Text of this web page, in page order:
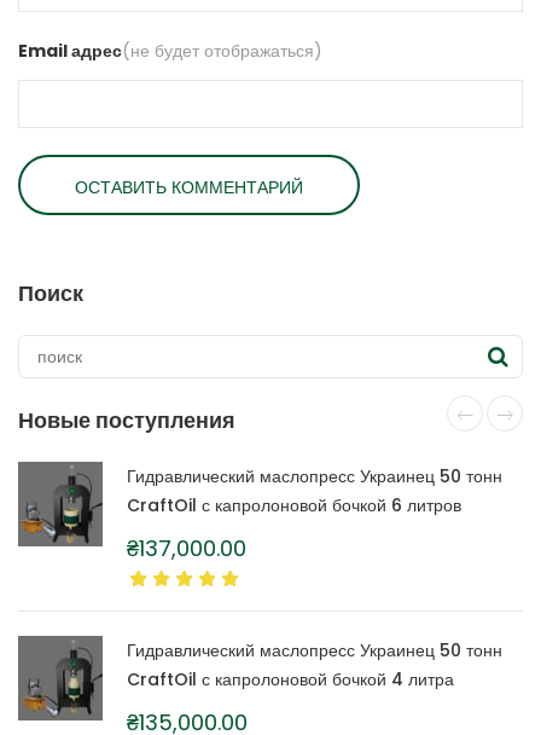
Email адрес(не будет отображаться)
Поиск
Новые поступления
Гидравлический маслопресс Украинец 50 тонн
CraftOil с капролоновой бочкой 6 литров
₴137,000.00
Гидравлический маслопресс Украинец 50 тонн
CraftOil с капролоновой бочкой 4 литра
₴135,000.00